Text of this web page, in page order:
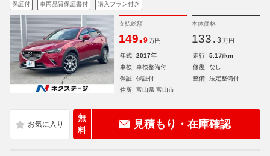
保証付 車両品質保証書付 購入プラン付き
支払総額
149.9 万円
本体価格
133. 3 万円
年式 2017年 走行
5.1万km
車検
車検整備付 修復
なし
保証
保証付 整備
法定整備付
住所
富山県 富山市
無
料
見積もり・在庫確認